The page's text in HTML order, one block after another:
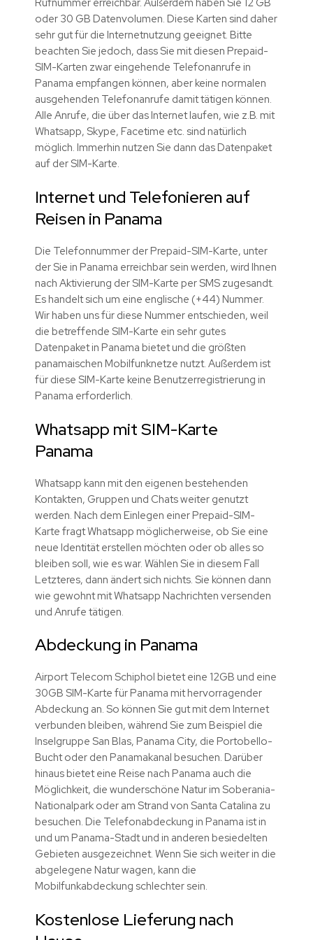
oder 30 GB Datenvolumen. Diese Karten sind daher
sehr gut für die Internetnutzung geeignet. Bitte
beachten Sie jedoch, dass Sie mit diesen Prepaid-
SIM-Karten zwar eingehende Telefonanrufe in
Panama empfangen können, aber keine normalen
ausgehenden Telefonanrufe damit tätigen können.
Alle Anrufe, die über das Internet laufen, wie z.B. mit
Whatsapp, Skype, Facetime etc. sind natürlich
möglich. Immerhin nutzen Sie dann das Datenpaket
auf der SIM-Karte.
Internet und Telefonieren auf
Reisen in Panama
Die Telefonnummer der Prepaid-SIM-Karte, unter
der Sie in Panama erreichbar sein werden, wird Ihnen
nach Aktivierung der SIM-Karte per SMS zugesandt.
Es handelt sich um eine englische (+44) Nummer.
Wir haben uns für diese Nummer entschieden, weil
die betreffende SIM-Karte ein sehr gutes
Datenpaket in Panama bietet und die größten
panamaischen Mobilfunknetze nutzt. Außerdem ist
für diese SIM-Karte keine Benutzerregistrierung in
Panama erforderlich.
Whatsapp mit SIM-Karte
Panama
Whatsapp kann mit den eigenen bestehenden
Kontakten, Gruppen und Chats weiter genutzt
werden. Nach dem Einlegen einer Prepaid-SIM-
Karte fragt Whatsapp möglicherweise, ob Sie eine
neue Identität erstellen möchten oder ob alles so
bleiben soll, wie es war. Wählen Sie in diesem Fall
Letzteres, dann ändert sich nichts. Sie können dann
wie gewohnt mit Whatsapp Nachrichten versenden
und Anrufe tätigen.
Abdeckung in Panama
Airport Telecom Schiphol bietet eine 12GB und eine
30GB SIM-Karte für Panama mit hervorragender
Abdeckung an. So können Sie gut mit dem Internet
verbunden bleiben, während Sie zum Beispiel die
Inselgruppe San Blas, Panama City, die Portobello-
Bucht oder den Panamakanal besuchen. Darüber
hinaus bietet eine Reise nach Panama auch die
Möglichkeit, die wunderschöne Natur im Soberania-
Nationalpark oder am Strand von Santa Catalina zu
besuchen. Die Telefonabdeckung in Panama ist in
und um Panama-Stadt und in anderen besiedelten
Gebieten ausgezeichnet. Wenn Sie sich weiter in die
abgelegene Natur wagen, kann die
Mobilfunkabdeckung schlechter sein.
Kostenlose Lieferung nach